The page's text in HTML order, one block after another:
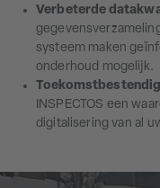
Verbeterde
systeem maken
onderhoud mogelijk.
Toekomstbestendig
INSPECTOS een
digitalisering van al